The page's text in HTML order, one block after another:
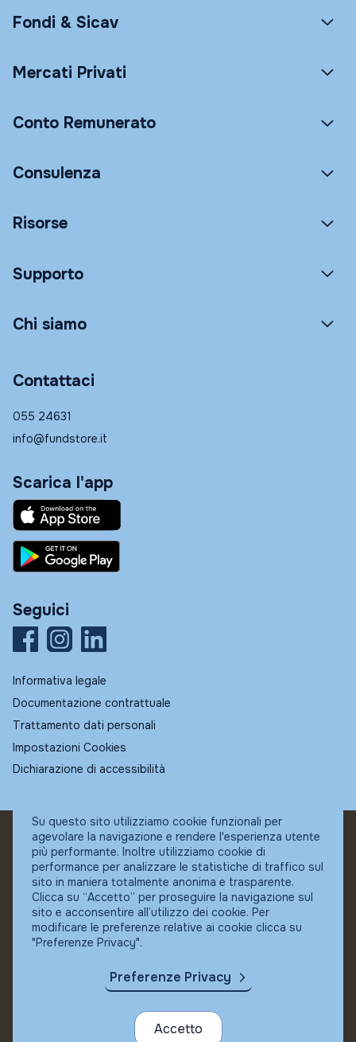
Fondi & Sicav
Mercati Privati
Conto Remunerato
Consulenza
Risorse
Supporto
Chi siamo
Contattaci
055 24631
info@fundstore.it
Scarica l'app
Seguici
Informativa legale
Documentazione contrattuale
Trattamento dati personali
Impostazioni Cookies
Dichiarazione di accessibilità
© Fundstore
Collocatore autorizzato:
Banca Ifigest SpA
P.Iva: 04337180485
Su questo sito utilizziamo cookie funzionali per
agevolare la navigazione e rendere l'esperienza utente
più performante. Inoltre utilizziamo cookie di
performance per analizzare le statistiche di traffico sul
sito in maniera totalmente anonima e trasparente.
Clicca su “Accetto” per proseguire la navigazione sul
sito e acconsentire all’utilizzo dei cookie. Per
modificare le preferenze relative ai cookie clicca su
"Preferenze Privacy".
Preferenze Privacy
Accetto